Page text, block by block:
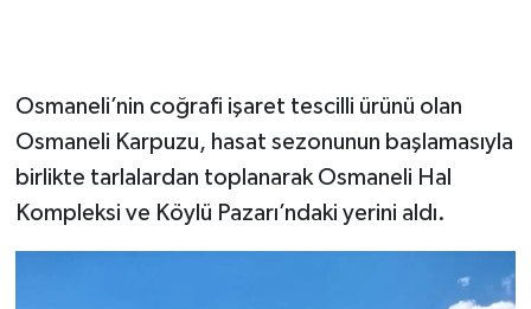
Osmaneli’nin coğrafi işaret tescilli ürünü olan
Osmaneli Karpuzu, hasat sezonunun başlamasıyla
birlikte tarlalardan toplanarak Osmaneli Hal
Kompleksi ve Köylü Pazarı’ndaki yerini aldı.